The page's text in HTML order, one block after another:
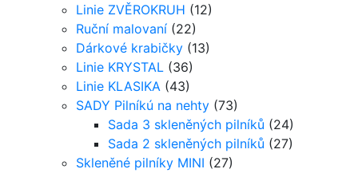
Linie ZVĚROKRUH (12)
Ruční malovaní (22)
Dárkové krabičky (13)
Linie KRYSTAL (36)
Linie KLASIKA (43)
SADY Pilníkú na nehty (73)
Sada 3 skleněných pilníků (24)
Sada 2 skleněných pilníků (27)
Skleněné pilníky MINI (27)